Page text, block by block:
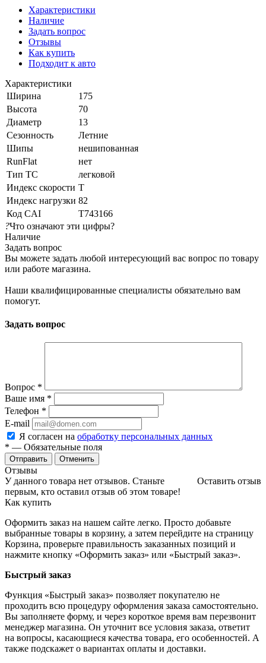
Характеристики
Наличие
Задать вопрос
Отзывы
Как купить
Подходит к авто
Характеристики
Ширина
175
Высота
70
Диаметр
13
Сезонность
Летние
Шипы
нешипованная
RunFlat
нет
Тип ТС
легковой
Индекс скорости T
Индекс нагрузки 82
Код CAI
T743166
?Что означают эти цифры?
Наличие
Задать вопрос
Вы можете задать любой интересующий вас вопрос по товару
или работе магазина.
Наши квалифицированные специалисты обязательно вам
помогут.
Задать вопрос
Вопрос *
Ваше имя *
Телефон *
E-mail
Я согласен на обработку персональных данных
* — Обязательные поля
Отменить
Отзывы
Оставить отзыв
У данного товара нет отзывов. Станьте
первым, кто оставил отзыв об этом товаре!
Как купить
Оформить заказ на нашем сайте легко. Просто добавьте
выбранные товары в корзину, а затем перейдите на страницу
Корзина, проверьте правильность заказанных позиций и
нажмите кнопку «Оформить заказ» или «Быстрый заказ».
Быстрый заказ
Функция «Быстрый заказ» позволяет покупателю не
проходить всю процедуру оформления заказа самостоятельно.
Вы заполняете форму, и через короткое время вам перезвонит
менеджер магазина. Он уточнит все условия заказа, ответит
на вопросы, касающиеся качества товара, его особенностей. А
также подскажет о вариантах оплаты и доставки.